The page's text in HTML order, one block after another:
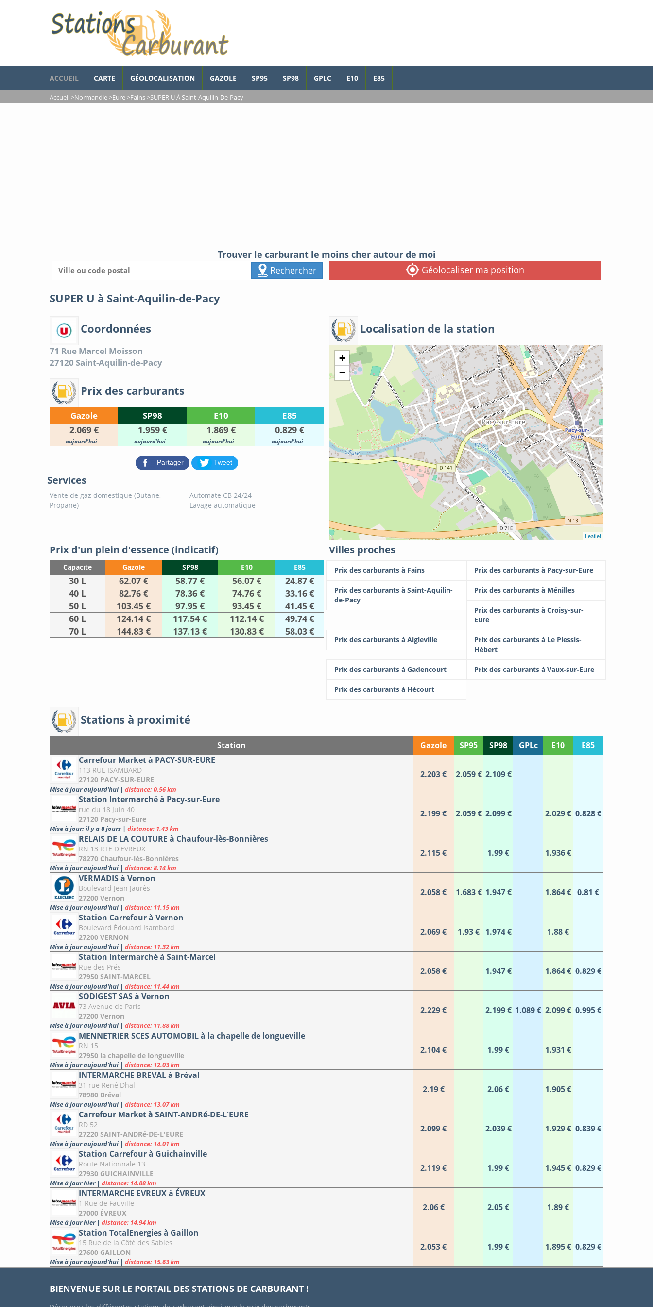
ACCUEIL CARTE GÉOLOCALISATION GAZOLE SP95 SP98 GPLC E10 E85
Accueil >Normandie>Eure>Fains>SUPER U À Saint-Aquilin-De-Pacy
Trouver le carburant le moins cher autour de moi
Rechercher
Géolocaliser ma position
SUPER U à Saint-Aquilin-de-Pacy
Coordonnées
71 Rue Marcel Moisson
27120 Saint-Aquilin-de-Pacy
Prix des carburants
Gazole SP98 E10 E85
2.069 € 1.959 € 1.869 € 0.829 €
aujourd'hui aujourd'hui aujourd'hui aujourd'hui
Partager Tweet
Services
Vente de gaz domestique (Butane,
Propane)
Automate CB 24/24
Lavage automatique
Localisation de la station
+
−
Leaflet
Prix d'un plein d'essence (indicatif)
Capacité Gazole SP98 E10 E85
30 L 62.07 € 58.77 € 56.07 €
24.87 €
40 L
82.76 € 78.36 € 74.76 €
33.16 €
50 L
103.45 € 97.95 € 93.45 €
41.45 €
60 L
124.14 € 117.54 € 112.14 €
49.74 €
70 L
144.83 € 137.13 € 130.83 € 58.03 €
Villes proches
Prix des carburants à Fains Prix des carburants à Pacy-sur-Eure
Prix des carburants à Saint-Aquilin-
de-Pacy
Prix des carburants à Ménilles
Prix des carburants à Croisy-sur-
Eure
Prix des carburants à Aigleville
Prix des carburants à Le Plessis-
Hébert
Prix des carburants à Gadencourt Prix des carburants à Vaux-sur-Eure
Prix des carburants à Hécourt
Stations à proximité
Station Gazole SP95 SP98 GPLc E10
E85
Carrefour Market à PACY-SUR-EURE
113 RUE ISAMBARD
27120 PACY-SUR-EURE
Mise à jour aujourd'hui | distance: 0.56 km
2.203 € 2.059 € 2.109 €
Station Intermarché à Pacy-sur-Eure
rue du 18 Juin 40
27120 Pacy-sur-Eure
Mise à jour: il y a 8 jours | distance: 1.43 km
2.199 € 2.059 € 2.099 € 2.029 € 0.828 €
RELAIS DE LA COUTURE à Chaufour-lès-Bonnières
RN 13 RTE D'EVREUX
78270 Chaufour-lès-Bonnières
Mise à jour aujourd'hui | distance: 8.14 km
2.115 € 1.99 € 1.936 €
VERMADIS à Vernon
Boulevard Jean Jaurès
27200 Vernon
Mise à jour aujourd'hui | distance: 11.15 km
2.058 € 1.683 € 1.947 € 1.864 € 0.81 €
Station Carrefour à Vernon
Boulevard Édouard Isambard
27200 VERNON
Mise à jour aujourd'hui | distance: 11.32 km
2.069 € 1.93 € 1.974 € 1.88 €
Station Intermarché à Saint-Marcel
Rue des Prés
27950 SAINT-MARCEL
Mise à jour aujourd'hui | distance: 11.44 km
2.058 € 1.947 € 1.864 € 0.829 €
SODIGEST SAS à Vernon
73 Avenue de Paris
27200 Vernon
Mise à jour aujourd'hui | distance: 11.88 km
2.229 € 2.199 € 1.089 € 2.099 € 0.995 €
MENNETRIER SCES AUTOMOBIL à la chapelle de longueville
RN 15
27950 la chapelle de longueville
Mise à jour aujourd'hui | distance: 12.03 km
2.104 € 1.99 € 1.931 €
INTERMARCHE BREVAL à Bréval
31 rue René Dhal
78980 Bréval
Mise à jour aujourd'hui | distance: 13.07 km
2.19 € 2.06 € 1.905 €
Carrefour Market à SAINT-ANDRé-DE-L'EURE
RD 52
27220 SAINT-ANDRé-DE-L'EURE
Mise à jour aujourd'hui | distance: 14.01 km
2.099 € 2.039 € 1.929 € 0.839 €
Station Carrefour à Guichainville
Route Nationnale 13
27930 GUICHAINVILLE
Mise à jour hier | distance: 14.88 km
2.119 € 1.99 € 1.945 € 0.829 €
INTERMARCHE EVREUX à ÉVREUX
1 Rue de Fauville
27000 ÉVREUX
Mise à jour hier | distance: 14.94 km
2.06 € 2.05 € 1.89 €
Station TotalEnergies à Gaillon
15 Rue de la Côté des Sables
27600 GAILLON
Mise à jour aujourd'hui | distance: 15.63 km
2.053 € 1.99 € 1.895 € 0.829 €
BIENVENUE SUR LE PORTAIL DES STATIONS DE CARBURANT !